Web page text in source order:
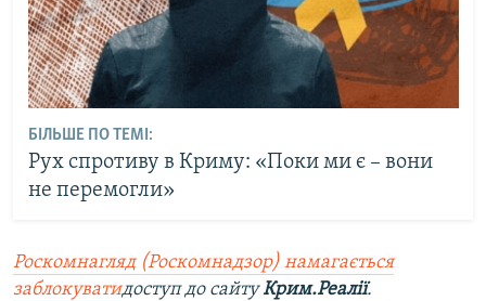
БІЛЬШЕ ПО ТЕМІ:
Рух cпротиву в Криму: «Поки ми є – вони
не перемогли»
Роскомнагляд (Роскомнадзор) намагається
заблокуватидоступ до сайтуКрим.Реалії.